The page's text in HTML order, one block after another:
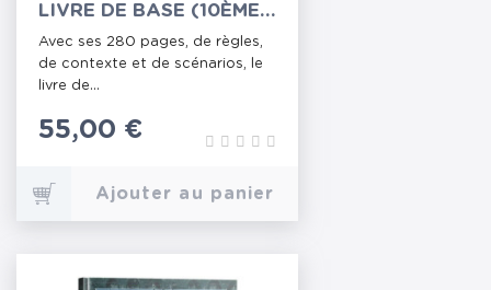
LIVRE DE BASE (10ÈME
Avec ses 280 pages, de règles,
de contexte et de scénarios, le
livre de...
Prix
55,00 €
Ajouter au panier